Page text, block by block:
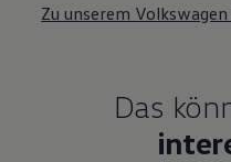
Zu unserem
Das